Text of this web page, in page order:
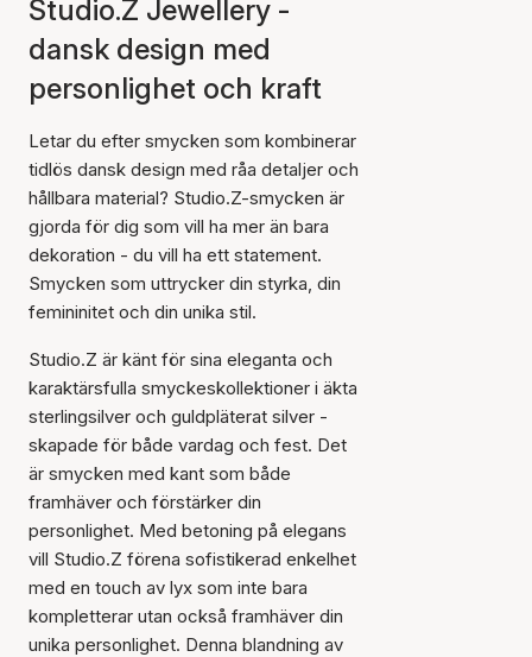
Studio.Z Jewellery -
dansk design med
personlighet och kraft
Letar du efter smycken som kombinerar
tidlös dansk design med råa detaljer och
hållbara material? Studio.Z-smycken är
gjorda för dig som vill ha mer än bara
dekoration - du vill ha ett statement.
Smycken som uttrycker din styrka, din
femininitet och din unika stil.
Studio.Z är känt för sina eleganta och
karaktärsfulla smyckeskollektioner i äkta
sterlingsilver och guldpläterat silver -
skapade för både vardag och fest. Det
är smycken med kant som både
framhäver och förstärker din
personlighet. Med betoning på elegans
vill Studio.Z förena sofistikerad enkelhet
med en touch av lyx som inte bara
kompletterar utan också framhäver din
unika personlighet. Denna blandning av